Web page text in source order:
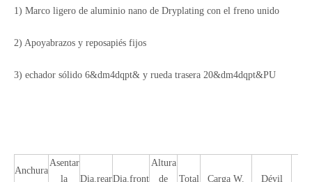
1) Marco ligero de aluminio nano de Dryplating con el freno unido
2) Apoyabrazos y reposapiés fijos
3) echador sólido 6&dm4dqpt& y rueda trasera 20&dm4dqpt&PU
Anchura
Asentar
la
Dia.rearDia.front
Altura
de
Total Carga W. Dévil